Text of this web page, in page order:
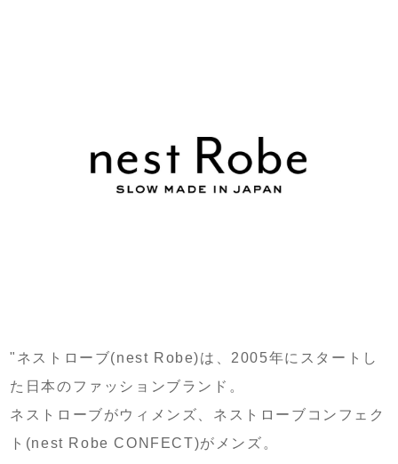
"ネストローブ(nest Robe)は、2005年にスタートし
た日本のファッションブランド。
ネストローブがウィメンズ、ネストローブコンフェク
ト(nest Robe CONFECT)がメンズ。